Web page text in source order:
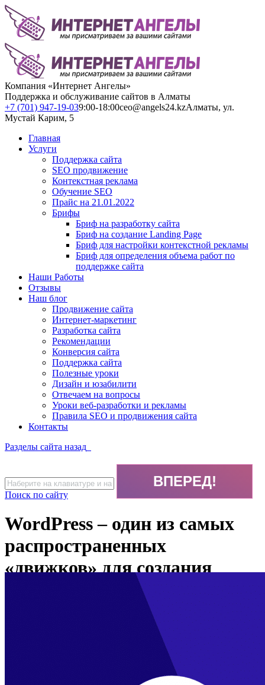
Компания «Интернет Ангелы»
Поддержка и обслуживание сайтов в Алматы
+7 (701) 947-19-039:00-18:00ceo@angels24.kzАлматы, ул.
Мустай Карим, 5
Главная
Услуги
Поддержка сайта
SEO продвижение
Контекстная реклама
Обучение SEO
Прайс на 21.01.2022
Брифы
Бриф на разработку сайта
Бриф на создание Landing Page
Бриф для настройки контекстной рекламы
Бриф для определения объема работ по
поддержке сайта
Наши Работы
Отзывы
Наш блог
Продвижение сайта
Интернет-маркетинг
Разработка сайта
Рекомендации
Конверсия сайта
Поддержка сайта
Полезные уроки
Дизайн и юзабилити
Отвечаем на вопросы
Уроки веб-разработки и рекламы
Правила SEO и продвижения сайта
Контакты
Разделы сайта назад
Поиск по сайту
WordPress – один из самых
распространенных
«движков» для создания
WordPress – один из самых распространенных